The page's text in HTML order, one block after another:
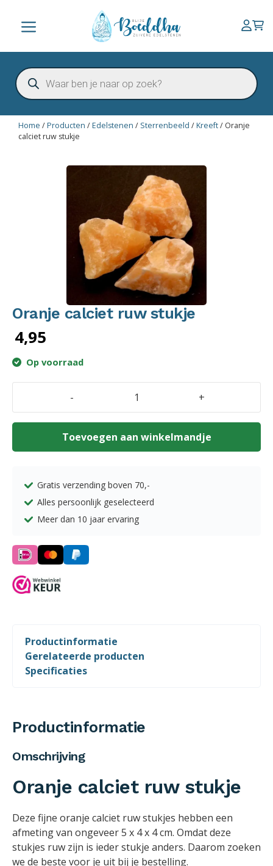
inhoud
Menu
Producten
zoeken
Home /Producten /Edelstenen / Sterrenbeeld /Kreeft/ Oranje
calciet ruw stukje
Oranje calciet ruw stukje
4,95
Op voorraad
-
stukje
+
Toevoegen aan winkelmandje
Gratis verzending boven 70,-
Alles persoonlijk geselecteerd
Meer dan 10 jaar ervaring
Productinformatie
Gerelateerde producten
Specificaties
Productinformatie
Omschrijving
Oranje calciet ruw stukje
Deze fijne oranje calciet ruw stukjes hebben een
afmeting van ongeveer 5 x 4 x 4 cm. Omdat deze
stukjes ruw zijn is ieder stukje anders. Daarom zoeken
we de beste voor je uit bij je bestelling.